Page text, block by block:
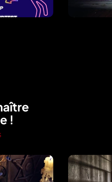
!